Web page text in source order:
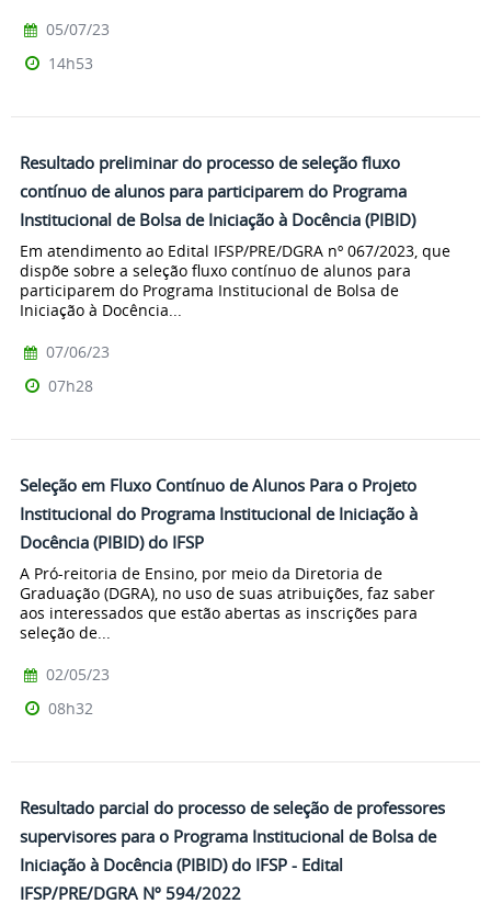
05/07/23
14h53
Resultado preliminar do processo de seleção fluxo
contínuo de alunos para participarem do Programa
Institucional de Bolsa de Iniciação à Docência (PIBID)
Em atendimento ao Edital IFSP/PRE/DGRA nº 067/2023, que
dispõe sobre a seleção fluxo contínuo de alunos para
participarem do Programa Institucional de Bolsa de
Iniciação à Docência...
07/06/23
07h28
Seleção em Fluxo Contínuo de Alunos Para o Projeto
Institucional do Programa Institucional de Iniciação à
Docência (PIBID) do IFSP
A Pró-reitoria de Ensino, por meio da Diretoria de
Graduação (DGRA), no uso de suas atribuições, faz saber
aos interessados que estão abertas as inscrições para
seleção de...
02/05/23
08h32
Resultado parcial do processo de seleção de professores
supervisores para o Programa Institucional de Bolsa de
Iniciação à Docência (PIBID) do IFSP - Edital
IFSP/PRE/DGRA Nº 594/2022